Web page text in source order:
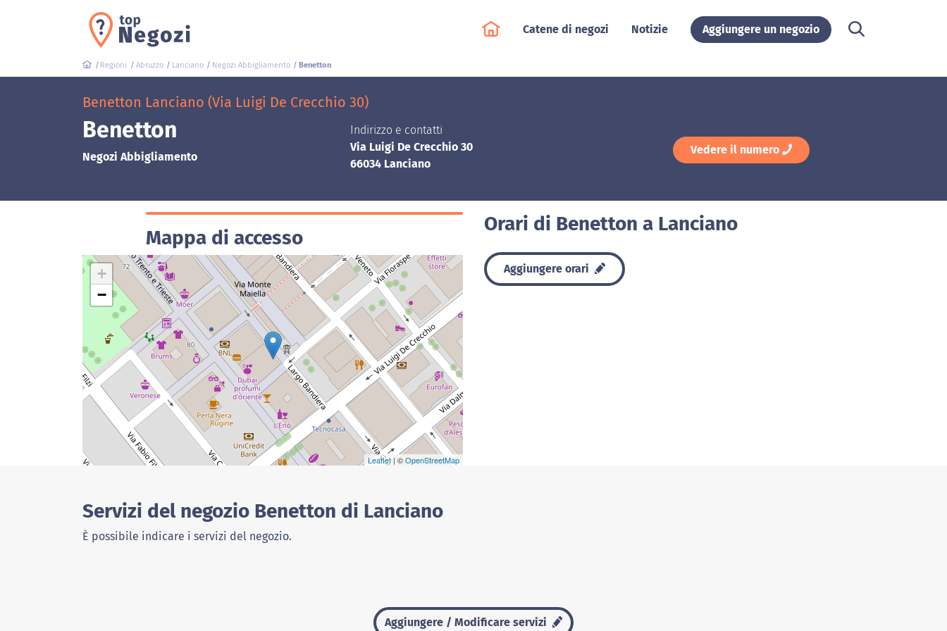
Catene di negozi Notizie Aggiungere un negozio
Regioni Abruzzo Lanciano Negozi Abbigliamento Benetton
Benetton Lanciano (Via Luigi De Crecchio 30)
Benetton
Negozi Abbigliamento
Indirizzo e contatti
Via Luigi De Crecchio 30
66034 Lanciano
Vedere il numero
Mappa di accesso
+
−
Leaflet| ©OpenStreetMap
Orari di Benetton a Lanciano
Aggiungere orari
Servizi del negozio Benetton di Lanciano
È possibile indicare i servizi del negozio.
Aggiungere / Modificare servizi